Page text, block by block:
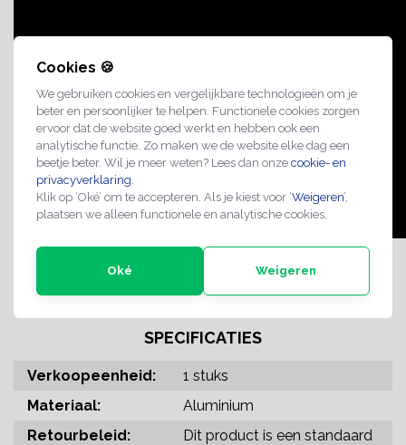
Cookies 🍪
We gebruiken cookies en vergelijkbare technologieën om je
beter en persoonlijker te helpen. Functionele cookies zorgen
ervoor dat de website goed werkt en hebben ook een
analytische functie. Zo maken we de website elke dag een
beetje beter. Wil je meer weten? Lees dan onze cookie- en
privacyverklaring
Klik op ‘Oké’ om te accepteren. Als je kiest voor ‘Weigeren’,
plaatsen we alleen functionele en analytische cookies.
Oké Weigeren
SPECIFICATIES
Verkoopeenheid:
1 stuks
Materiaal:
Aluminium
Retourbeleid:
Dit product is een standaard